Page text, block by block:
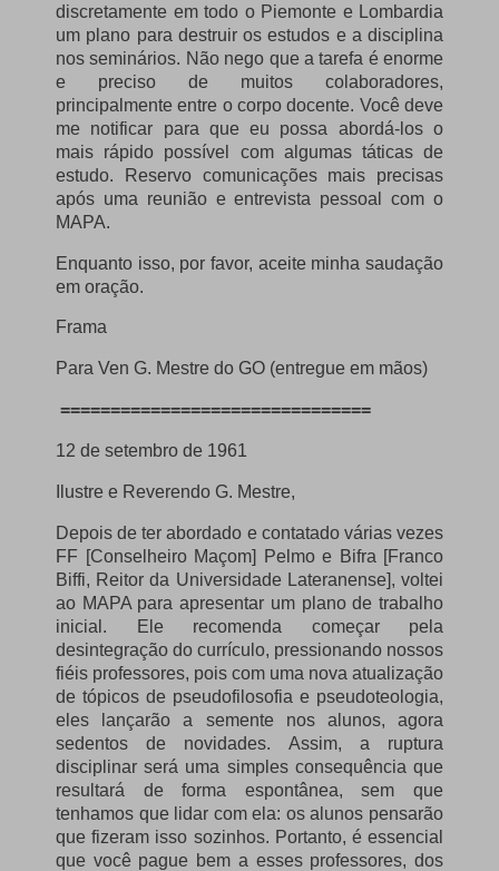
discretamente em todo o Piemonte e Lombardia
um plano para destruir os estudos e a disciplina
nos seminários. Não nego que a tarefa é enorme
e preciso de muitos colaboradores,
principalmente entre o corpo docente. Você deve
me notificar para que eu possa abordá-los o
mais rápido possível com algumas táticas de
estudo.
Reservo comunicações mais precisas
após uma reunião e entrevista pessoal com o
MAPA.
Enquanto isso, por favor, aceite minha saudação
em oração.
Frama
Para Ven G. Mestre do GO (entregue em mãos)
===============================
12 de setembro de 1961
Ilustre e Reverendo G. Mestre,
Depois de ter abordado e contatado várias vezes
FF [Conselheiro Maçom] Pelmo e Bifra [Franco
Biffi, Reitor da Universidade Lateranense], voltei
ao MAPA para apresentar um plano de trabalho
inicial.
Ele recomenda começar pela
desintegração do currículo, pressionando nossos
fiéis professores, pois com uma nova atualização
de tópicos de pseudofilosofia e pseudoteologia,
eles lançarão a semente nos alunos, agora
sedentos de novidades. Assim, a ruptura
disciplinar será uma simples consequência que
resultará de forma espontânea, sem que
tenhamos que lidar com ela: os alunos pensarão
que fizeram isso sozinhos. Portanto, é essencial
que você pague bem a esses professores, dos